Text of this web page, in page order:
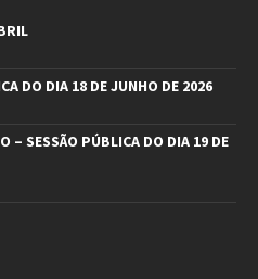
DO DIA 18 DE JUNHO DE 2026
– SESSÃO PÚBLICA DO DIA 19 DE